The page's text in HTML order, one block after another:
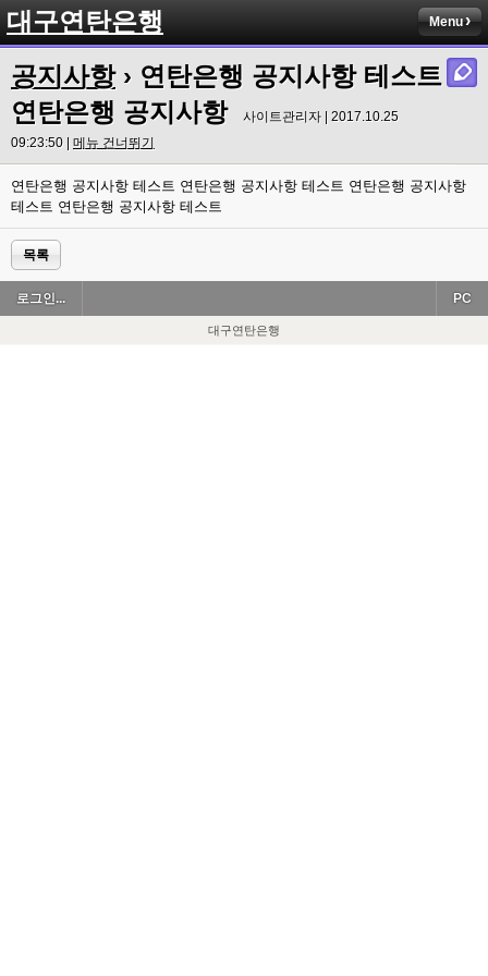
대구연탄은행 Menu
공지사항› 연탄은행 공지사항 테스트
연탄은행 공지사항
사이트관리자 | 2017.10.25
09:23:50 | 메뉴 건너뛰기
연탄은행 공지사항 테스트 연탄은행 공지사항 테스트 연탄은행 공지사항
테스트 연탄은행 공지사항 테스트
목록
로그인... PC
대구연탄은행